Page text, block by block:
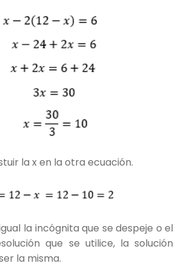
la x en la otra ecuación.
la incógnita que se despeje o el
que se utilice, la solución
la misma.